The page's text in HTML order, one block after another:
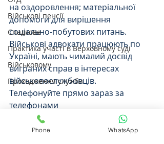
Військові пенсії
Спадкове
Практика участі в Верховному суді
Військовому
Проходження служби
на оздоровлення; матеріальної
допомоги для вирішення
соціально-побутових питань.
Військові адвокати працюють по
Україні, мають чималий досвід
виграних справ в інтересах
військовослужбовців.
Телефонуйте прямо зараз за
телефонами
Phone WhatsApp